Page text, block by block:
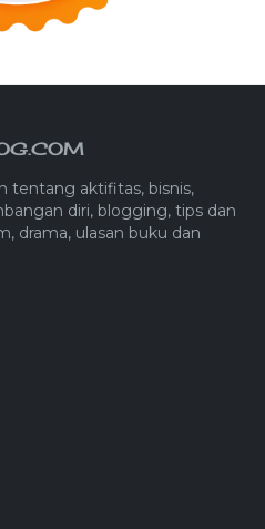
tentang aktifitas, bisnis,
diri, blogging, tips dan
drama, ulasan buku dan